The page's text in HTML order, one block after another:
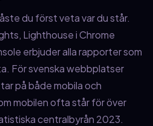
du först veta var du står.
Lighthouse i Chrome
erbjuder alla rapporter som
För svenska webbplatser
på både mobila och
mobilen ofta står för över
centralbyrån 2023.